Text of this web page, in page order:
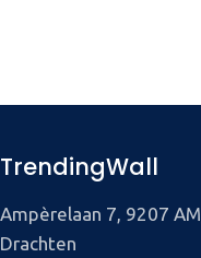
TrendingWall
Ampèrelaan 7, 9207 AM,
Drachten